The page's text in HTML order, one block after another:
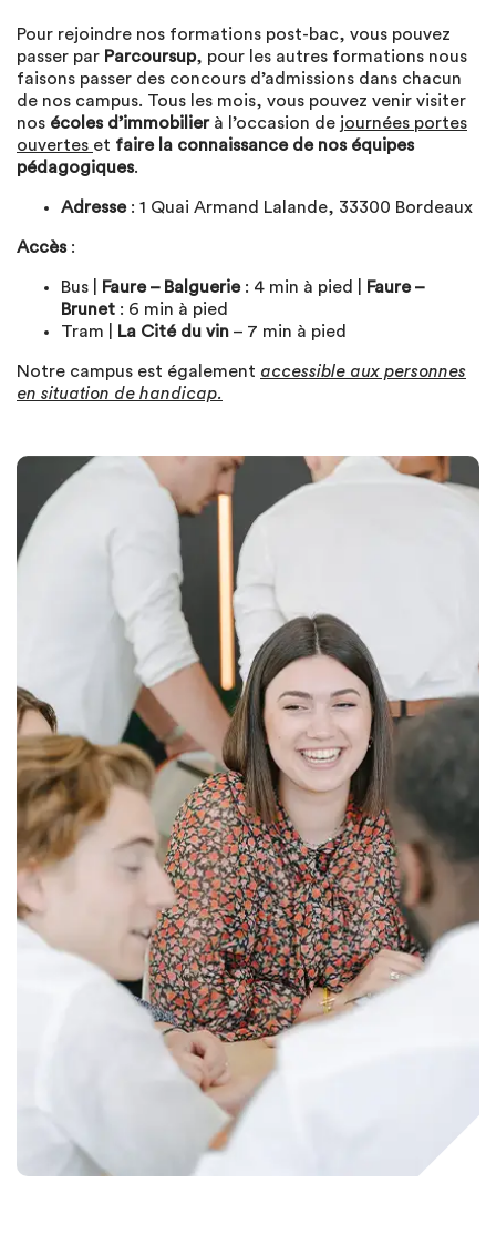
Pour rejoindre nos formations post-bac, vous pouvez
passer par Parcoursup, pour les autres formations nous
faisons passer des concours d’admissions dans chacun
de nos campus. Tous les mois, vous pouvez venir visiter
nos écoles d’immobilierà l’occasion de journées portes
ouvertes et faire la connaissance de nos équipes
pédagogiques.
Adresse: 1 Quai Armand Lalande, 33300 Bordeaux
Accès:
Bus | Faure – Balguerie: 4 min à pied |
Faure –
Brunet : 6 min à pied
Tram |
La Cité du vin – 7 min à pied
Notre campus est également accessible aux personnes
en situation de handicap.